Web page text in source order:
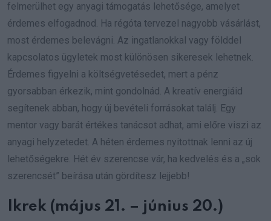
felmerülhet egy anyagi támogatás lehetősége, amelyet
érdemes elfogadnod. Ha régóta tervezel nagyobb vásárlást,
most érdemes belevágni. Az ingatlanokkal vagy földdel
kapcsolatos ügyletek most különösen sikeresek lehetnek.
Érdemes figyelni a költségvetésedet, mert a pénz
gyorsabban érkezik, mint gondolnád. A kreatív energiáid
segítenek abban, hogy új bevételi forrásokat találj. Egy
mentor vagy barát értékes tanácsot adhat, ami előre viszi az
anyagi helyzetedet. A héten érdemes nyitottnak lenni az új
lehetőségekre. Hét év szerencse vár, ha kedvelés és a „sok
szerencsét” beírása után gördítesz lejjebb!
Ikrek (május 21. – június 20.)